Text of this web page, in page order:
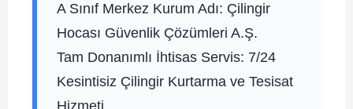
A Sınıf Merkez Kurum Adı: Çilingir
Hocası Güvenlik Çözümleri A.Ş.
Tam Donanımlı İhtisas Servis: 7/24
Kesintisiz Çilingir Kurtarma ve Tesisat